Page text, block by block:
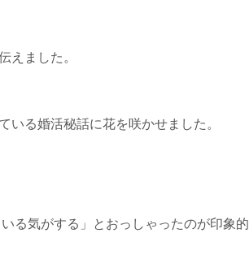
えました。
いる婚活秘話に花を咲かせました。
る気がする」とおっしゃったのが印象的